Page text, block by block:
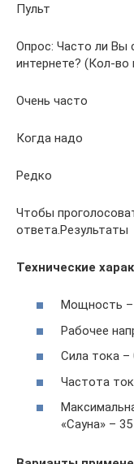
Пульт
Опрос: Часто ли Вы
интернете? (Кол-во
Очень часто
Когда надо
Редко
Чтобы
ответа.Результаты
Технические
Мощность –
Рабочее
Сила тока –
Частота
«Сауна» –